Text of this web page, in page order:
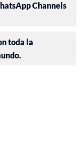
Channels
toda la